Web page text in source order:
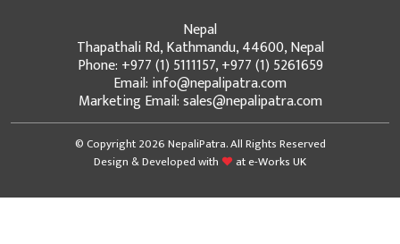
Nepal
Thapathali Rd, Kathmandu, 44600, Nepal
Phone: +977 (1) 5111157, +977 (1) 5261659
Email: info@nepalipatra.com
Marketing Email: sales@nepalipatra.com
© Copyright 2026 NepaliPatra. All Rights Reserved
Design & Developed with
ate-Works UK